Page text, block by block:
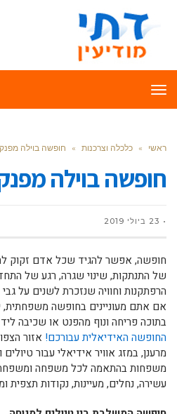
תפריט
ראשי » כלכלה וצרכנות » חופשה בוילה
חופשה בוילה
23 ביולי 2019
חופשה, אפשר להגיד שכל אדם זקוק לה
של התנתקות, שינוי שגרה, רגע של
הרפתקנות וחוויה שנזכרת לשנים על
אם אתם מעוניינים בחופשה משפחתית,
בתוכה פריחה ונוף מהפנט או שכיבה
החופשה האידיאלית עבורכם! אזור
מרענן, במזג אוויר אידיאלי עבור טיולים
משפחות בהתאמה לכל משפחה ומשפחה,
עשירה, נחלים, מעיינות, נקודות תצפית